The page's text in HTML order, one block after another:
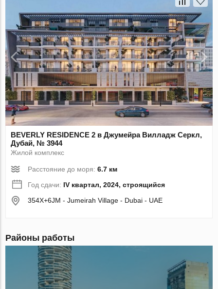
BEVERLY RESIDENCE 2 в Джумейра Вилладж Серкл,
Дубай, № 3944
Жилой комплекс
Расстояние до моря:6.7 км
Год сдачи: IV квартал, 2024, строящийся
354X+6JM - Jumeirah Village - Dubai - UAE
Районы работы